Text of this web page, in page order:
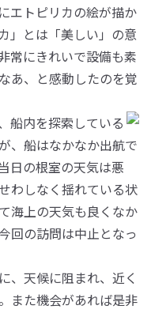
エトピリカの絵が描か
」とは「美しい」の意
常にきれいで設備も素
あ、と感動したのを覚
船内を探索している
、船はなかなか出航で
日の根室の天気は悪
わしなく揺れている状
海上の天気も良くなか
回の訪問は中止となっ
、天候に阻まれ、近く
また機会があれば是非